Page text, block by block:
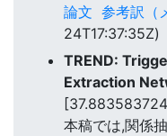
論文 参考訳（
24T17:37:35Z)
TREND:
Extraction
本稿では,関係